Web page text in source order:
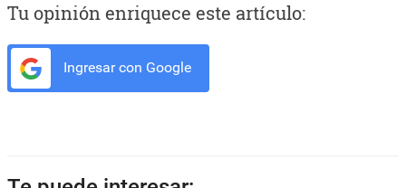
Tu opinión enriquece este artículo:
Ingresar con Google